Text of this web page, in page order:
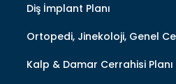
Diş İmplant Planı
Ortopedi, Jinekoloji, Genel
Kalp & Damar Cerrahisi Planı